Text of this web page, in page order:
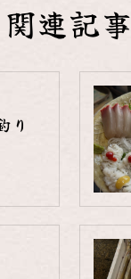
関連記事
り